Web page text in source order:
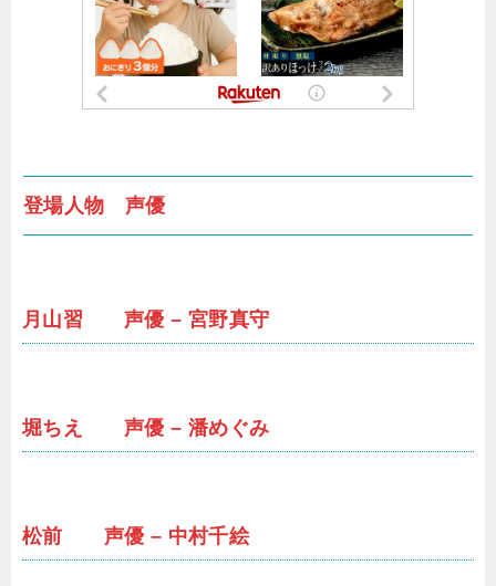
登場人物 声優
月山習 声優 – 宮野真守
堀ちえ 声優 – 潘めぐみ
松前 声優 – 中村千絵